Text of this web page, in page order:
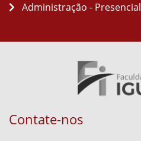
Administração - Presencial
Contate-nos